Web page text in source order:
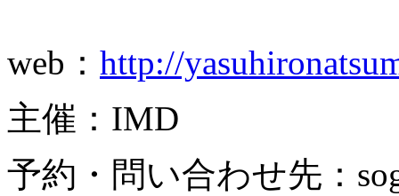
web： http://
主催：IMD
予約・問い合わせ先：